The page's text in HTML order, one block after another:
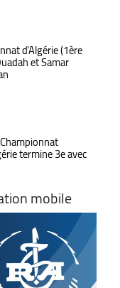
d’Algérie (1ère
et Samar
termine 3e avec
mobile